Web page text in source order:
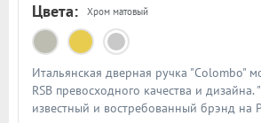
Цвета: Хром матовый
Итальянская дверная ручка "Colombo"
RSB превосходного качества и дизайна.
известный и востребованный брэнд на